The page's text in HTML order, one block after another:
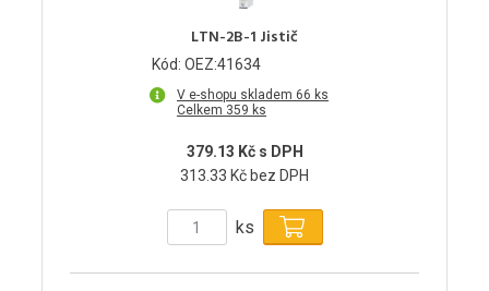
LTN-2B-1 Jistič
Kód: OEZ:41634
V e-shopu skladem 66 ks
Celkem 359 ks
379.13 Kč s DPH
313.33 Kč bez DPH
ks